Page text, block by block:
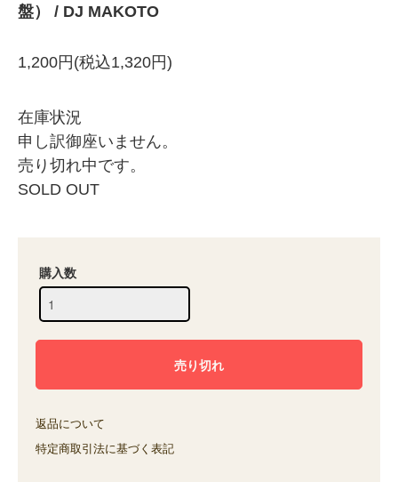
盤） / DJ MAKOTO
1,200円(税込1,320円)
在庫状況
申し訳御座いません。
売り切れ中です。
SOLD OUT
購入数
返品について
特定商取引法に基づく表記